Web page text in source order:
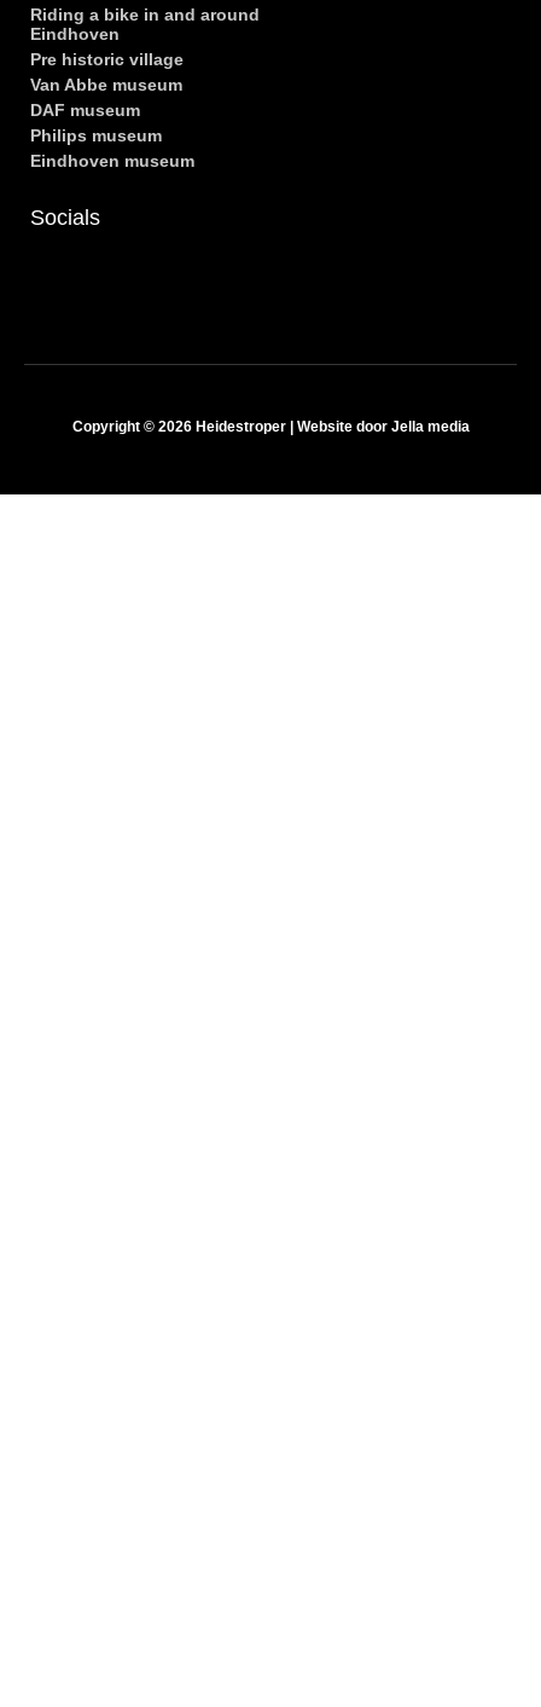
Riding a bike in and around
Eindhoven
Pre historic village
Van Abbe museum
DAF museum
Philips museum
Eindhoven museum
Socials
Copyright © 2026 Heidestroper | Website door Jella media